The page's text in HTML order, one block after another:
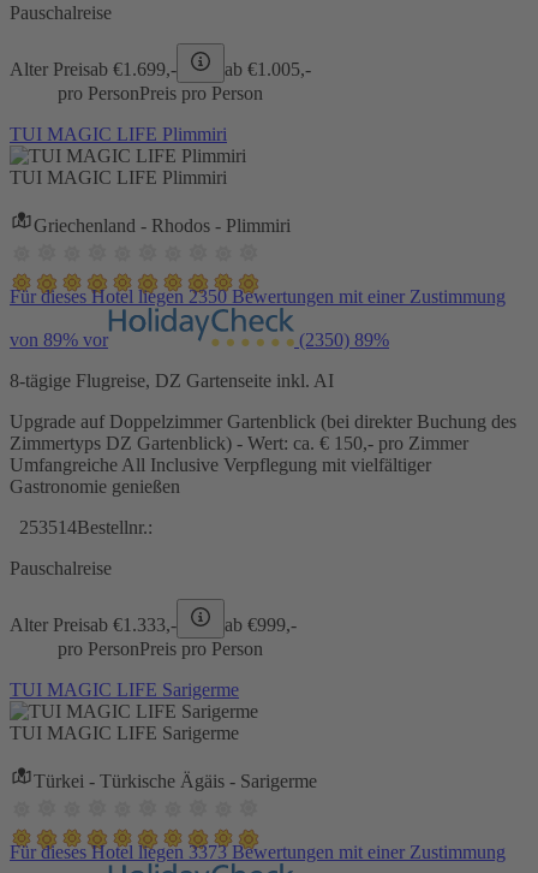
Pauschalreise
Alter Preisab €1.699,- ab €1.005,-
pro PersonPreis pro Person
TUI MAGIC LIFE Plimmiri
TUI MAGIC LIFE Plimmiri
Griechenland - Rhodos - Plimmiri
Für dieses Hotel liegen 2350 Bewertungen mit einer Zustimmung
von 89% vor (2350) 89%
8-tägige Flugreise, DZ Gartenseite inkl. AI
Upgrade auf Doppelzimmer Gartenblick (bei direkter Buchung des
Zimmertyps DZ Gartenblick) - Wert: ca. € 150,- pro Zimmer
Umfangreiche All Inclusive Verpflegung mit vielfältiger
Gastronomie genießen
253514Bestellnr.:
Pauschalreise
Alter Preisab €1.333,- ab €999,-
pro PersonPreis pro Person
TUI MAGIC LIFE Sarigerme
TUI MAGIC LIFE Sarigerme
Türkei - Türkische Ägäis - Sarigerme
Für dieses Hotel liegen 3373 Bewertungen mit einer Zustimmung